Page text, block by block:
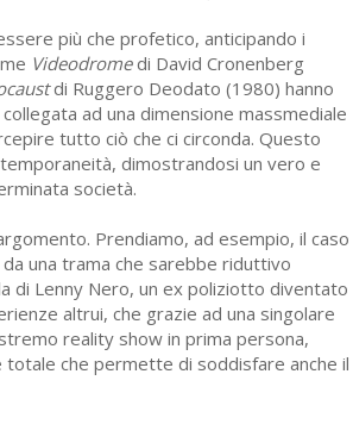
più che profetico, anticipando i
Videodromedi David Cronenberg
di Ruggero Deodato (1980) hanno
ad una dimensione massmediale
tutto ciò che ci circonda. Questo
dimostrandosi un vero e
società.
Prendiamo, ad esempio, il caso
una trama che sarebbe riduttivo
di Lenny Nero, un ex poliziotto diventato
altrui, che grazie ad una singolare
reality show in prima persona,
che permette di soddisfare anche il